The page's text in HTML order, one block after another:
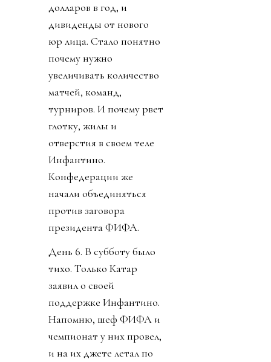
долларов в год, и
дивиденды от нового
юр лица. Стало понятно
почему нужно
увеличивать количество
матчей, команд,
турниров. И почему рвет
глотку, жилы и
отверстия в своем теле
Инфантино.
Конфедерации же
начали объединяться
против заговора
президента ФИФА.
День 6. В субботу было
тихо. Только Катар
заявил о своей
поддержке Инфантино.
Напомню, шеф ФИФА и
чемпионат у них провел,
и на их джете летал по